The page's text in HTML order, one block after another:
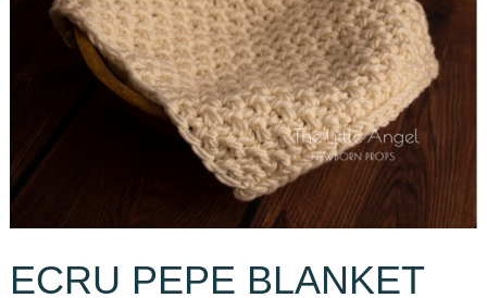
ECRU PEPE BLANKET